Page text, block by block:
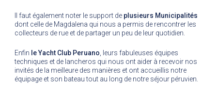
Il faut également noter le support de plusieurs Municipalités
dont celle de Magdalena qui nous a permis de rencontrer les
collecteurs de rue et de partager un peu de leur quotidien.
Enfin le Yacht Club Peruano , leurs fabuleuses équipes
techniques et de lancheros qui nous ont aider à recevoir nos
invités de la meilleure des manières et ont accueillis notre
équipage et son bateau tout au long de notre séjour péruvien.